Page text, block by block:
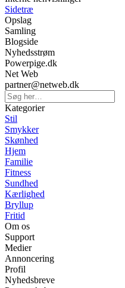
Sidetræ
Opslag
Samling
Blogside
Nyhedsstrøm
Powerpige.dk
Net Web
partner@netweb.dk
Kategorier
Stil
Smykker
Skønhed
Hjem
Familie
Fitness
Sundhed
Kærlighed
Bryllup
Fritid
Om os
Support
Medier
Annoncering
Profil
Nyhedsbreve